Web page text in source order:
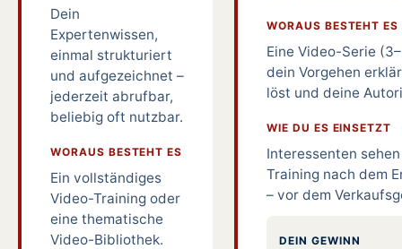
Dein
Expertenwissen,
einmal strukturiert
und aufgezeichnet –
jederzeit abrufbar,
beliebig oft nutzbar.
WORAUS BESTEHT ES
Ein vollständiges
Video-Training oder
eine thematische
Video-Bibliothek.
WORAUS BESTEHT ES
Eine Video-Serie
dein Vorgehen
löst und deine
WIE DU ES EINSETZT
Interessenten
Training nach dem
– vor dem
DEIN GEWINN